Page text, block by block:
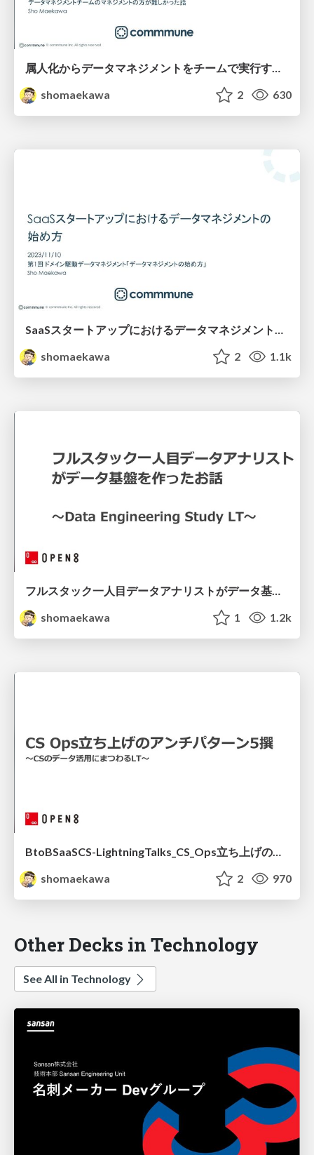
属人化からデータマネジメントをチームで実行するまでの道のり
shomaekawa
2 630
shomaekawa
2 1.1k
フルスタック一人目データアナリストがデータ基盤を作ったお話
shomaekawa
1 1.2k
BtoBSaaSCS-LightningTalks_CS_Ops立ち上げのアンチパターン5撰
shomaekawa
2 970
Other Decks in Technology
See All in Technology